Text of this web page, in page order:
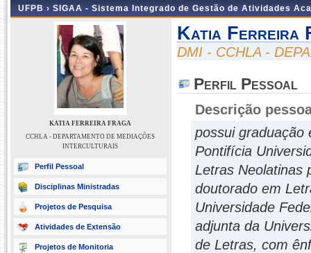
UFPB › SIGAA - Sistema Integrado de Gestão de Atividades
KATIA FERREIRA FRAGA
CCHLA - DEPARTAMENTO DE MEDIAÇÕES
INTERCULTURAIS
Perfil Pessoal
Disciplinas Ministradas
Projetos de Pesquisa
Atividades de Extensão
Projetos de Monitoria
Katia Ferreira
DMI - CCHLA -
Perfil Pessoal
Descrição
possui graduação
Pontifícia
Letras Neolatinas
doutorado em
Universidade
adjunta da
de Letras, com